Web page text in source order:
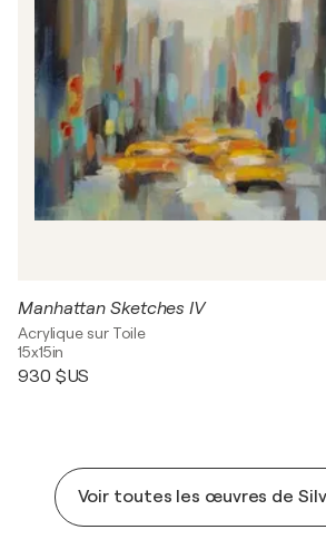
Manhattan Sketches IV
Acrylique sur Toile
15x15in
930 $US
Voir toutes les œuvres de